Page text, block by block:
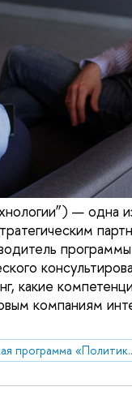
— одна
какие
компаниям
Магистерская программа